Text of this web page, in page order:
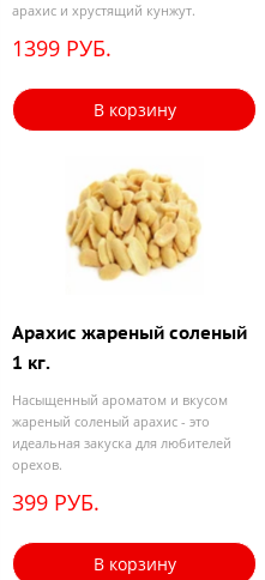
арахис и хрустящий кунжут.
1399 РУБ.
В корзину
Арахис жареный соленый
1 кг.
Насыщенный ароматом и вкусом
жареный соленый арахис - это
идеальная закуска для любителей
орехов.
399 РУБ.
В корзину